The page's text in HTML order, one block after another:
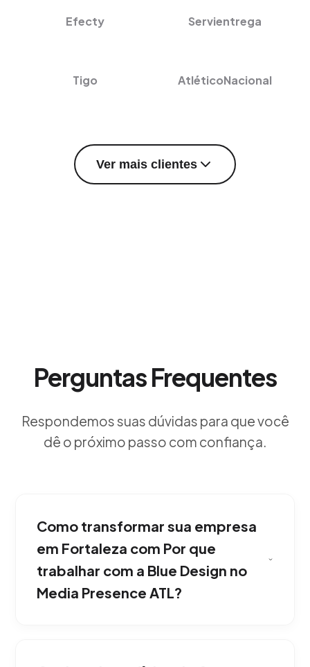
Efecty Servientrega
Tigo AtléticoNacional
Ver mais clientes
Perguntas Frequentes
Respondemos suas dúvidas para que você
dê o próximo passo com confiança.
Como transformar sua empresa
em Fortaleza com Por que
trabalhar com a Blue Design no
Media Presence ATL?